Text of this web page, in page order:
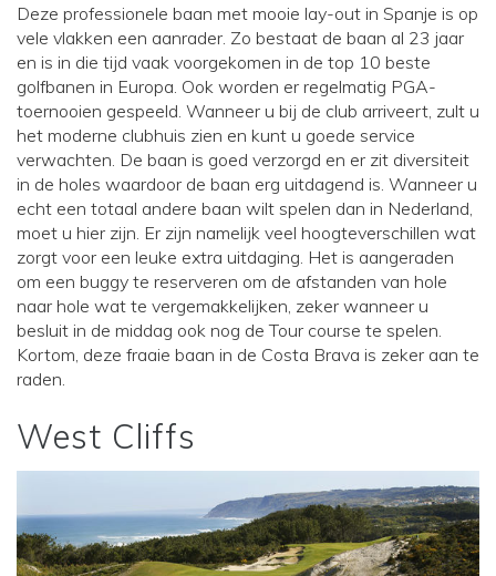
Deze professionele baan met mooie lay-out in Spanje is op
vele vlakken een aanrader. Zo bestaat de baan al 23 jaar
en is in die tijd vaak voorgekomen in de top 10 beste
golfbanen in Europa. Ook worden er regelmatig PGA-
toernooien gespeeld. Wanneer u bij de club arriveert, zult u
het moderne clubhuis zien en kunt u goede service
verwachten. De baan is goed verzorgd en er zit diversiteit
in de holes waardoor de baan erg uitdagend is. Wanneer u
echt een totaal andere baan wilt spelen dan in Nederland,
moet u hier zijn. Er zijn namelijk veel hoogteverschillen wat
zorgt voor een leuke extra uitdaging. Het is aangeraden
om een buggy te reserveren om de afstanden van hole
naar hole wat te vergemakkelijken, zeker wanneer u
besluit in de middag ook nog de Tour course te spelen.
Kortom, deze fraaie baan in de Costa Brava is zeker aan te
raden.
West Cliffs